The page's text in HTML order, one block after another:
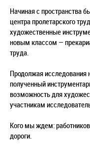
Начиная с пространства
центра пролетарского
художественные
новым классом —
труда.
Продолжая исследования
полученный
возможность для
участникам
Кого мы ждем:
дороги.